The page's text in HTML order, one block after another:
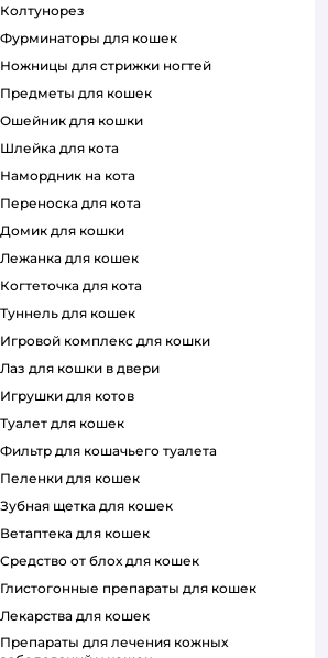
колтунорез
фурминаторы для кошек
ножницы для стрижки ногтей
предметы для кошек
ошейник для кошки
шлейка для кота
намордник на кота
переноска для кота
домик для кошки
лежанка для кошек
когтеточка для кота
туннель для кошек
игровой комплекс для кошки
лаз для кошки в двери
игрушки для котов
туалет для кошек
фильтр для кошачьего туалета
пеленки для кошек
зубная щетка для кошек
ветаптека для кошек
средство от блох для кошек
глистогонные препараты для кошек
лекарства для кошек
препараты для лечения кожных